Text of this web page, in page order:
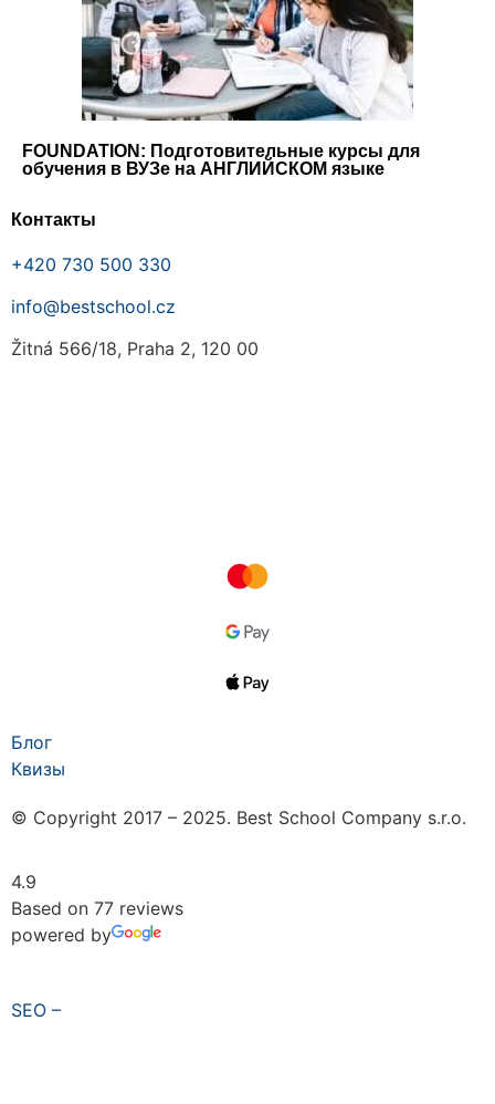
FOUNDATION: Подготовительные курсы для
обучения в ВУЗе на АНГЛИЙСКОМ языке
Контакты
+420 730 500 330
info@bestschool.cz
Žitná 566/18, Praha 2, 120 00
Блог
Квизы
© Copyright 2017 – 2025. Best School Company s.r.o.
4.9
Based on 77 reviews
powered by
SEO –